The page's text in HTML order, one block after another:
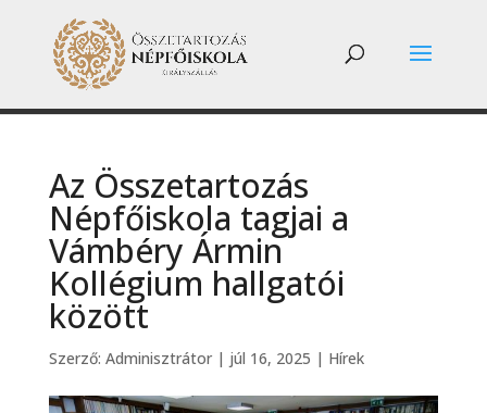
Az Összetartozás
Népfőiskola tagjai a
Vámbéry Ármin
Kollégium hallgatói
között
Szerző: Adminisztrátor| júl 16, 2025 | Hírek